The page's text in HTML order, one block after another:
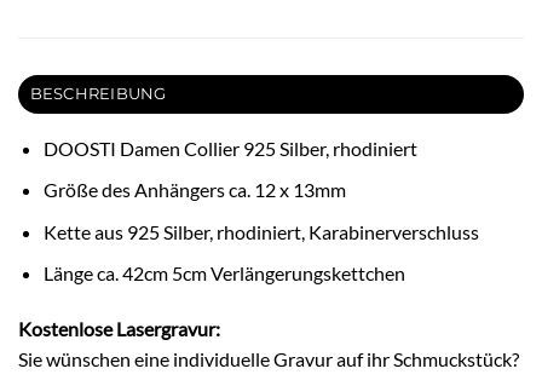
BESCHREIBUNG
DOOSTI Damen Collier 925 Silber, rhodiniert
Größe des Anhängers ca. 12 x 13mm
Kette aus 925 Silber, rhodiniert, Karabinerverschluss
Länge ca. 42cm 5cm Verlängerungskettchen
Kostenlose Lasergravur:
Sie wünschen eine individuelle Gravur auf ihr Schmuckstück?